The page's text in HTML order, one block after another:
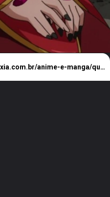
https://metagalaxia.com.br/anime-e-manga/quando-e-onde-assistir-ao-episodio-10-de-remonster/